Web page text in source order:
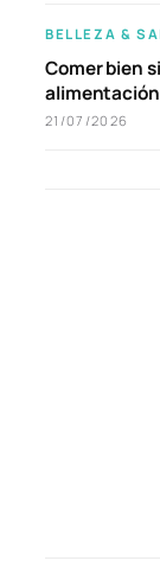
BELLEZA &
Comer bien
21/07/2026